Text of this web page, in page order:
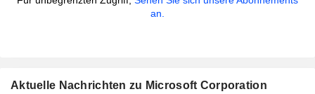
an.
Aktuelle Nachrichten zu Microsoft Corporation